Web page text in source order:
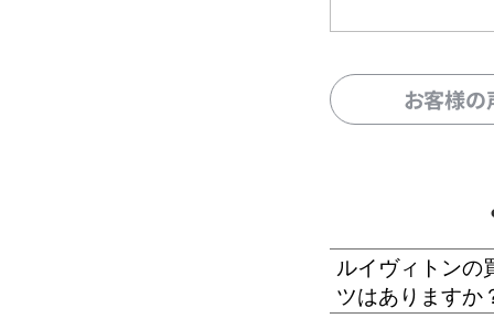
お客様
ルイヴィトンの
ツはありますか